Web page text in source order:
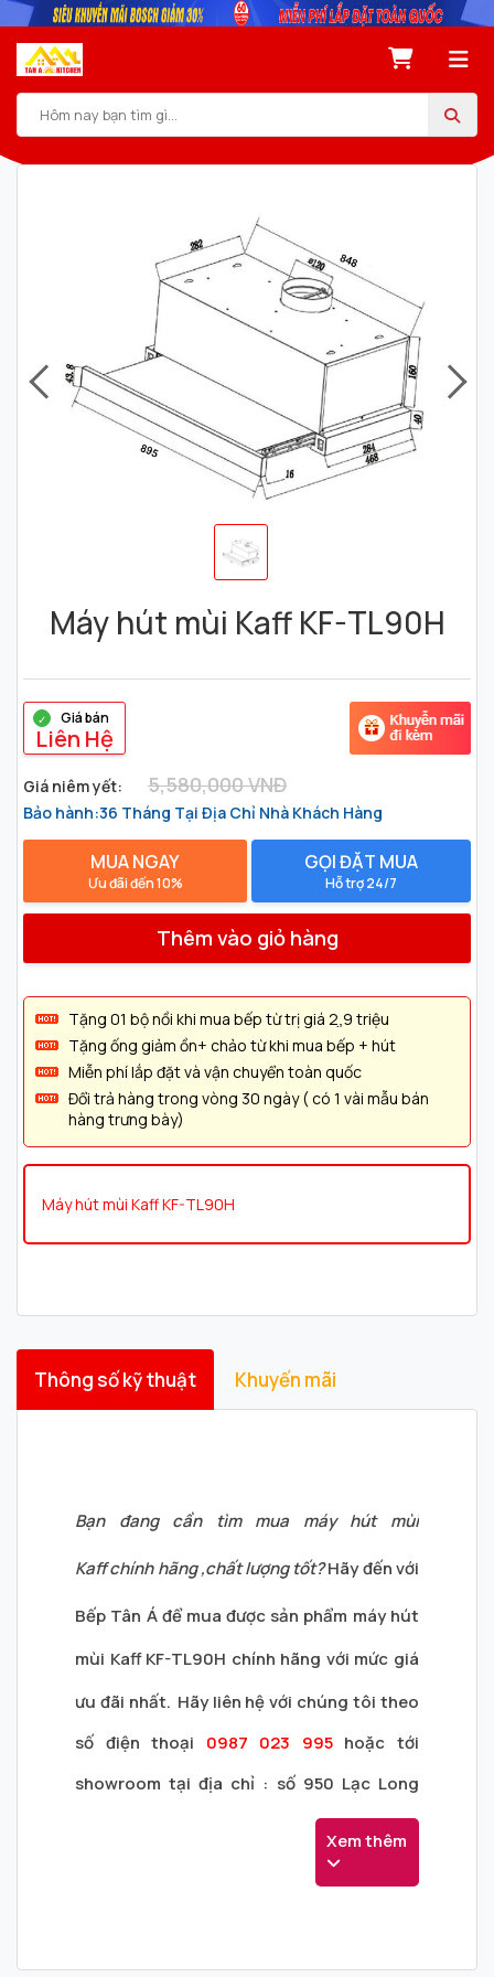
Máy hút mùi Kaff KF-TL90H
5
4
3
2
1
Giá bán
Liên Hệ
Giá niêm yết: 5,580,000 VNĐ
Bảo hành:36 Tháng Tại Địa Chỉ Nhà Khách Hàng
MUA NGAY
Ưu đãi đến 10%
GỌI ĐẶT MUA
Hỗ trợ 24/7
Thêm vào giỏ hàng
Tặng 01 bộ nồi khi mua bếp từ trị giá 2,̣9 triệu
Tặng ống giảm ồn+ chảo từ khi mua bếp + hút
Miễn phí lắp đặt và vận chuyển toàn quốc
Đổi trả hàng trong vòng 30 ngày ( có 1 vài mẫu bán
hàng trưng bày)
Máy hút mùi Kaff KF-TL90H
Thông số kỹ thuật Khuyến mãi
Bạn đang cần tìm mua máy hút mùi
Kaffchính hãng ,chất lượng tốt?Hãy đến với
Bếp Tân Áđể mua được sản phẩm máy hút
mùi Kaff KF-TL90H chính hãng với mức giá
ưu đãi nhất. Hãy liên hệ với chúng tôi theo
số điện thoại 0987 023 995 hoặc tới
showroom tại địa chỉ : số 950 Lạc Long
Quân - Phường 8 - Quận Tân Bình - Hồ Chí
để được nhân viên tư vấn trực tiếp.
Xem thêm